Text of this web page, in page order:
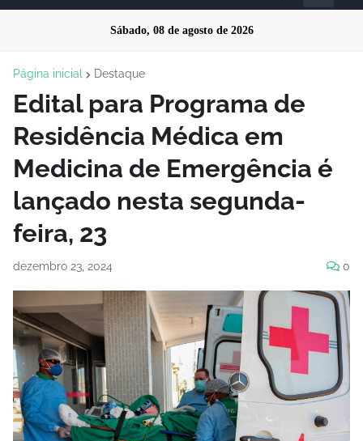
Sábado, 08 de agosto de 2026
Página inicial Destaque
Edital para Programa de
Residência Médica em
Medicina de Emergência é
lançado nesta segunda-
feira, 23
dezembro 23, 2024 0